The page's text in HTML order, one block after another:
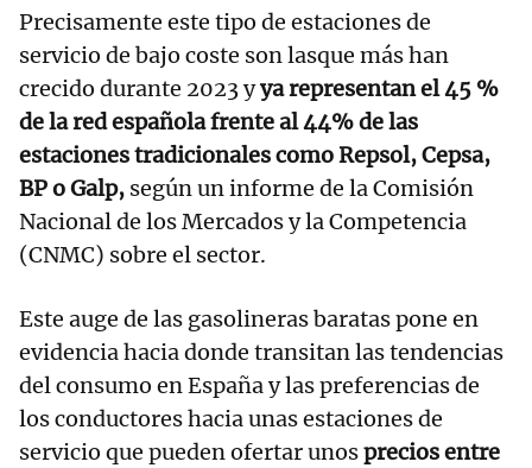
Precisamente este tipo de estaciones de
servicio de bajo coste son lasque más han
crecido durante 2023 yya representan el 45 %
de la red española frente al 44% de las
estaciones tradicionales como Repsol, Cepsa,
BP o Galp, según un informe de la Comisión
Nacional de los Mercados y la Competencia
(CNMC) sobre el sector.
Este auge de las gasolineras baratas pone en
evidencia hacia donde transitan las tendencias
del consumo en España y las preferencias de
los conductores hacia unas estaciones de
servicio que pueden ofertar unosprecios entre